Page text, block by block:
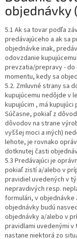
objednávky
5.1 Ak sa tovar podľa
predávajúceho a ak sa
objednávke inak,
odovzdanie
prevzatia/prepravy - do
momentu, kedy sa
5.2. Zmluvné strany sa
kupujúcemu nedôjde v
kupujúcim , má
Súčasne, pokiaľ z
dôvodov na strane
vyššej moci a iných)
lehote, je rovnako
dotknutej časti
5.3 Predávajúci je
pokiaľ zistí a/alebo v
pravidiel uvedených v
nepravdivých resp.
formulári, v
objednávky budú
objednávky a/alebo v
pravidlami uvedenými v
nastane niektorá zo